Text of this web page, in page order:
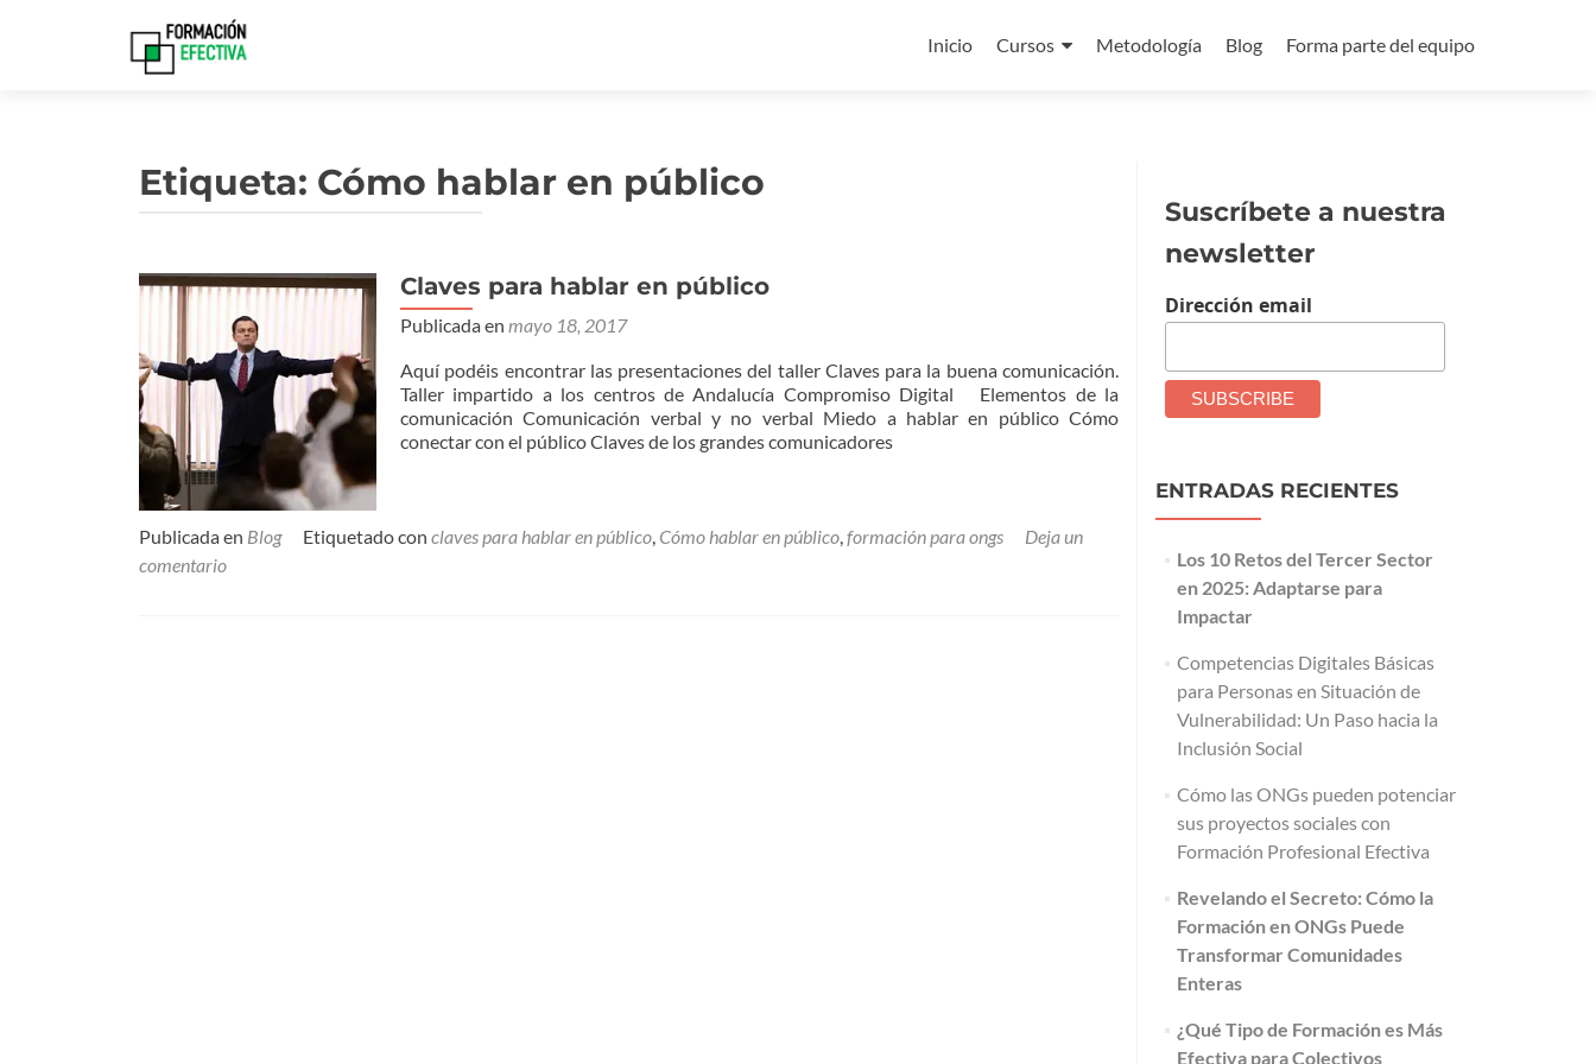
al
Inicio Cursos Metodología Blog Forma parte del equipo
Etiqueta: Cómo hablar en público
Claves para hablar en público
Publicada en mayo 18, 2017
Aquí podéis encontrar las presentaciones del taller Claves para la buena comunicación.
Taller impartido a los centros de Andalucía Compromiso Digital Elementos de la
comunicación Comunicación verbal y no verbal Miedo a hablar en público Cómo
conectar con el público Claves de los grandes comunicadores
Publicada en Blog Etiquetado con claves para hablar en público, Cómo hablar en público,formación para ongs
Deja un
comentario
Suscríbete a nuestra
newsletter
Dirección email
ENTRADAS RECIENTES
Los 10 Retos del Tercer Sector
en 2025: Adaptarse para
Impactar
Competencias Digitales Básicas
para Personas en Situación de
Vulnerabilidad: Un Paso hacia la
Inclusión Social
Cómo las ONGs pueden potenciar
sus proyectos sociales con
Formación Profesional Efectiva
Revelando el Secreto: Cómo la
Formación en ONGs Puede
Transformar Comunidades
Enteras
¿Qué Tipo de Formación es Más
Efectiva para Colectivos